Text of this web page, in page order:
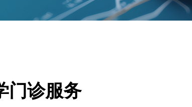
门诊服务